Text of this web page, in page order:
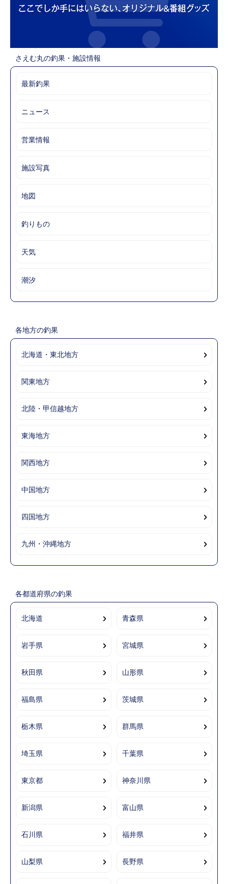
さえむ丸の釣果・施設情報
最新釣果
ニュース
営業情報
施設写真
地図
釣りもの
天気
潮汐
各地方の釣果
北海道・東北地方
関東地方
北陸・甲信越地方
東海地方
関西地方
中国地方
四国地方
九州・沖縄地方
各都道府県の釣果
北海道 青森県
岩手県 宮城県
秋田県 山形県
福島県 茨城県
栃木県 群馬県
埼玉県 千葉県
東京都 神奈川県
新潟県 富山県
石川県 福井県
山梨県 長野県